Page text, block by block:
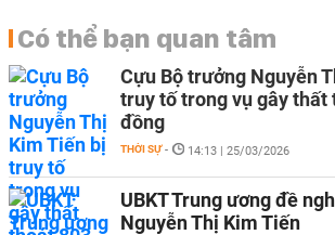
Có thể bạn quan tâm
Cựu Bộ trưởng Nguyễn
truy tố trong vụ gây thất
đồng
THỜI SỰ - 14:13 | 25/03/2026
UBKT Trung ương đề
Nguyễn Thị Kim Tiến